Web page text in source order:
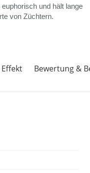
und hält lange
von Züchtern.
Effekt Bewertung &